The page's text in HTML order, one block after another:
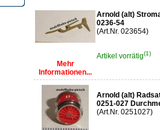
Mehr
Informationen...
Arnold (alt)
0236-54
(Art.Nr. 023654)
Artikel vorrätig(1)
Arnold (alt)
0251-027
(Art.Nr. 0251027)